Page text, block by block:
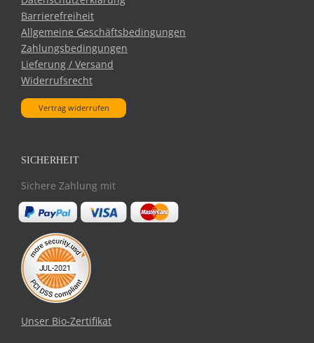
Barrierefreiheit
Allgemeine Geschäftsbedingungen
Zahlungsbedingungen
Lieferung / Versand
Widerrufsrecht
Vertrag widerrufen
SICHERHEIT
Sichere Zahlung mit
Unser Bio-Zertifikat